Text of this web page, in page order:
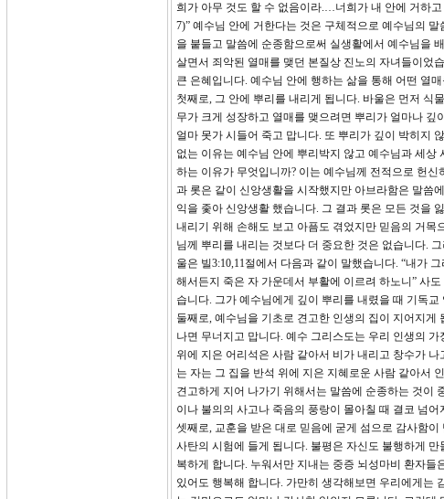
희가 아무 것도 할 수 없음이라.…너희가 내 안에 거하
7)” 예수님 안에 거한다는 것은 구체적으로 예수님의
을 붙들고 말씀에 순종함으로써 실생활에서 예수님을
살면서 죄악된 열매를 맺던 본질상 진노의 자녀들이었
큰 은혜입니다. 예수님 안에 행하는 삶을 통해 어떤 열
첫째로, 그 안에 뿌리를 내리게 됩니다. 바울은 먼저 식
무가 크게 성장하고 열매를 맺으려면 뿌리가 얼마나
얼마 못가 시들어 죽고 맙니다. 또 뿌리가 깊이 박히지
없는 이유는 예수님 안에 뿌리박지 않고 예수님과 세
하는 이유가 무엇입니까? 이는 예수님께 전적으로 헌
과 롯은 같이 신앙생활을 시작했지만 아브라함은 말씀
익을 좇아 신앙생활 했습니다. 그 결과 롯은 모든 것을
내리기 위해 손해도 보고 아픔도 겪었지만 믿음의 거
님께 뿌리를 내리는 것보다 더 중요한 것은 없습니다.
울은 빌3:10,11절에서 다음과 같이 말했습니다. “내가
해서든지 죽은 자 가운데서 부활에 이르려 하노니” 사
습니다. 그가 예수님에게 깊이 뿌리를 내렸을 때 기독
둘째로, 예수님을 기초로 견고한 인생의 집이 지어지게
나면 무너지고 맙니다. 예수 그리스도는 우리 인생의
위에 지은 어리석은 사람 같아서 비가 내리고 창수가
는 자는 그 집을 반석 위에 지은 지혜로운 사람 같아서
견고하게 지어 나가기 위해서는 말씀에 순종하는 것이
이나 불의의 사고나 죽음의 풍랑이 몰아칠 때 결코 넘
셋째로, 교훈을 받은 대로 믿음에 굳게 섬으로 감사함
사탄의 시험에 들게 됩니다. 불평은 자신도 불행하게
복하게 합니다. 누워서만 지내는 중증 뇌성마비 환자
있어도 행복해 합니다. 가만히 생각해보면 우리에게는